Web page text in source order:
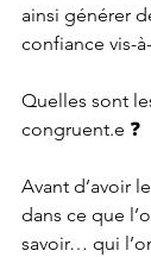
ainsi générer
confiance vis-
Quelles sont
congruent.e ❓
Avant d’avoir
dans ce que
savoir… qui